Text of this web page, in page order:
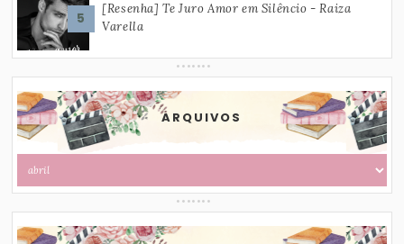
[Resenha] Te Juro Amor em Silêncio - Raiza
Varella
ARQUIVOS